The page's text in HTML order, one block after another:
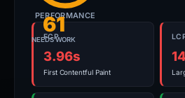
61
NEEDS WORK
PERFORMANCE
FCP
3.96s
First Contentful Paint